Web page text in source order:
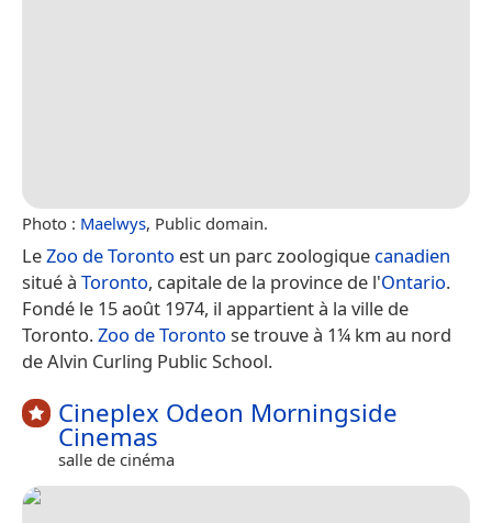
Photo : Maelwys, Public domain.
LeZoo de Toronto est un parc zoologique canadien
situé à Toronto, capitale de la province de l'Ontario.
Fondé le 15 août 1974, il appartient à la ville de
Toronto.Zoo de Toronto se trouve à 1¼ km au nord
de Alvin Curling Public School.
Cineplex Odeon Morningside
Cinemas
salle de cinéma